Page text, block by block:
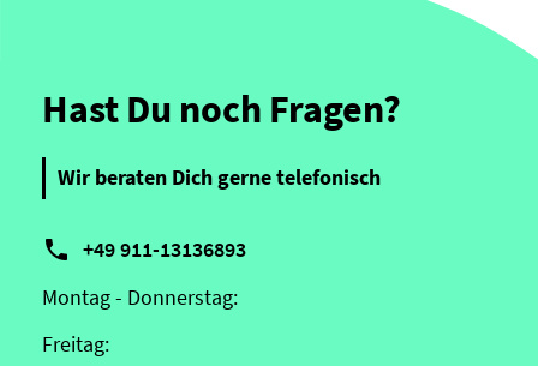
Hast Du noch Fragen?
Wir beraten Dich gerne telefonisch
 +49 911-13136893
Montag - Donnerstag:
Freitag: